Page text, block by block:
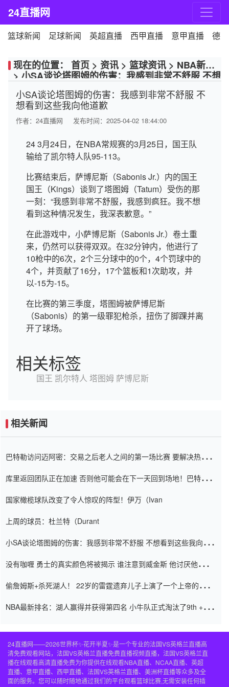
24直播网
篮球新闻 足球新闻 英超直播 西甲直播 意甲直播 德
现在的位置： 首页 > 资讯 > 篮球资讯 > NBA新闻
> 小SA谈论塔图姆的伤害：我感到非常不舒服 不想
小SA谈论塔图姆的伤害：我感到非常不舒服 不
想看到这些我向他道歉
作者： 24直播网 发布时间：2025-04-02 18:44:00
24 3月24日，在NBA常规赛的3月25日，国王队
输给了凯尔特人队95-113。
比赛结束后，萨博尼斯（Sabonis Jr.）内的国王
国王（Kings）谈到了塔图姆（Tatum）受伤的那
一刻：“我感到非常不舒服，我感到疯狂。我不想
看到这种情况发生，我深表歉意。”
在此游戏中，小萨博尼斯（Sabonis Jr.）卷土重
来，仍然可以获得双双。在32分钟内，他进行了
10枪中的6次，2个三分球中的0个，4个罚球中的
4个，并贡献了16分，17个篮板和1次助攻，并
以-15为-15。
在比赛的第三季度，塔图姆被萨博尼斯
（Sabonis）的第一级罪犯枪杀，扭伤了脚踝并离
开了球场。
相关标签
国王 凯尔特人 塔图姆 萨博尼斯
相关新闻
巴特勒访问迈阿密：交易之后老人之间的第一场比赛 要解决热情的
库里返回团队正在加速 否则他可能会在下一天回到场地！巴特勒迈
国家橄榄球队改变了令人惊叹的阵型！伊万（Ivan
上周的球员：杜兰特（Durant
小SA谈论塔图姆的伤害：我感到非常不舒服 不想看到这些我向他
没有咖喱 勇士的真实颜色将被揭示 谁注意到威金斯 他讨厌他的老
偷詹姆斯+杀死湖人！ 22岁的雷霆遗弃儿子上演了一个上帝的剧
NBA最新排名：湖人赢得并获得第四名 小牛队正式淘汰了9th + 76
24直播网——2026世界杯✨花开半夏✨是一个专业的法国VS英格兰直播高
清免费观看网站，法国VS英格兰直播免费直播视频直播，法国VS英格兰直
播在线观看高清直播免费为你提供在线观看NBA直播、NCAA直播、英超
直播、意甲直播、西甲直播、法国VS英格兰直播、美洲杯直播等众多及全
面的服务。您可以随时随地通过我们的平台观看篮球比赛,无需安装任何插